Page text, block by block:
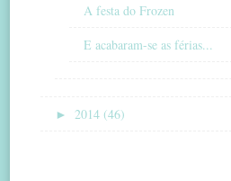
A festa do Frozen
E acabaram-se as férias...
► 2014 (46)